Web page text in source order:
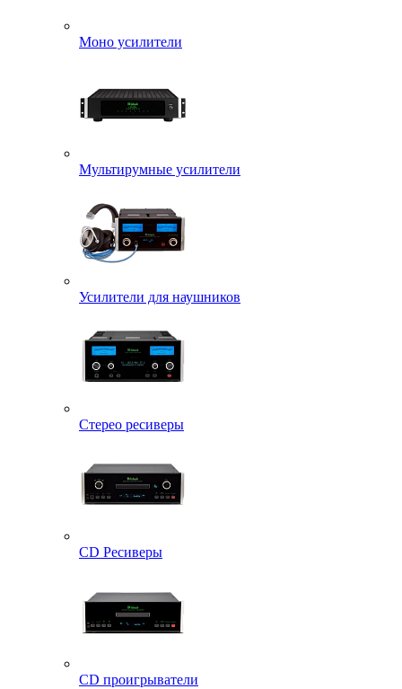
Моно усилители
Мультирумные усилители
Усилители для наушников
Стерео ресиверы
CD Ресиверы
CD проигрыватели